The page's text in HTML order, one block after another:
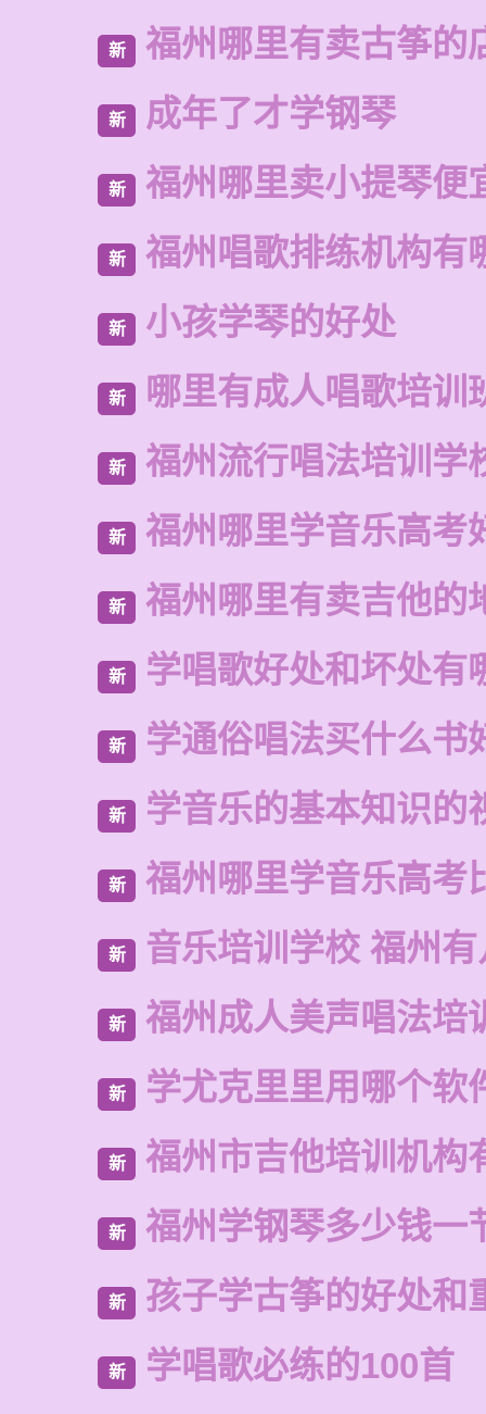
新 福州哪里有卖古筝的
新 成年了才学钢琴
新 福州哪里卖小提琴便
新 福州唱歌排练机构有
新 小孩学琴的好处
新 哪里有成人唱歌培训
新 福州流行唱法培训学
新 福州哪里学音乐高考
新 福州哪里有卖吉他的
新 学唱歌好处和坏处有
新 学通俗唱法买什么书
新 学音乐的基本知识的
新 福州哪里学音乐高考
新 音乐培训学校 福州
新 福州成人美声唱法培
新 学尤克里里用哪个软
新 福州市吉他培训机构
新 福州学钢琴多少钱一
新 孩子学古筝的好处和
新 学唱歌必练的100首